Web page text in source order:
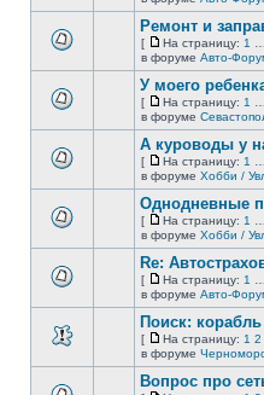
непрочитанных
сообщений.
непрочитанных
сообщений.
этой
непрочитанных
Ремонт и
[
На
страницу
На страницу: 1
в форуме Авто-
этой
непрочитанных
сообщений.
У моего
[
На
страницу
На страницу: 1
в форуме
этой
непрочитанных
сообщений.
А куроводы у
[
На
страницу
На страницу: 1
в форуме Хобби /
этой
непрочитанных
сообщений.
Однодневные
[
На
страницу
На страницу: 1
в форуме Хобби /
этой
непрочитанных
сообщений.
Re:
[
На
страницу
На страницу: 1
в форуме Авто-
этой
Поиск:
[
На
страницу
На страницу: 1 2
в форуме
Вопрос про